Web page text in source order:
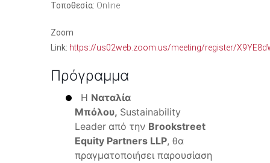
Τοποθεσία: Online
Zoom
Link: https://us02web.zoom.us/meeting/register/
Πρόγραμμα
Η Ναταλία
Μπόλου, Sustainability
Leader από την Brookstreet
Equity Partners LLP, θα
πραγματοποιήσει παρουσίαση